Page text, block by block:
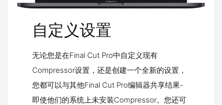
自定义设置
无论您是在Final Cut Pro中自定义现有
Compressor设置，还是创建一个全新的设置，
您都可以与其他Final Cut Pro编辑器共享结果-
即使他们的系统上未安装Compressor。您还可